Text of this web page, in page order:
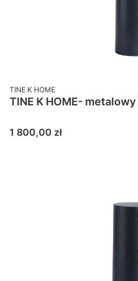
PRODUCENT
TINE K HOME
TINE K HOME-
Cena
1 800,00 zł